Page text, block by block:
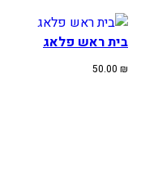
ד
בית ראש פלאג
50.00 ₪